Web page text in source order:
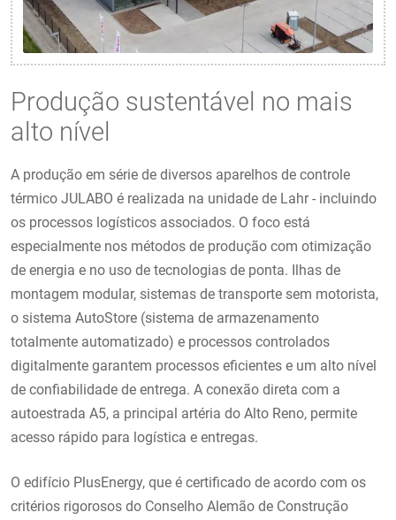
Produção sustentável no mais
alto nível
A produção em série de diversos aparelhos de controle
térmico JULABO é realizada na unidade de Lahr - incluindo
os processos logísticos associados. O foco está
especialmente nos métodos de produção com otimização
de energia e no uso de tecnologias de ponta. Ilhas de
montagem modular, sistemas de transporte sem motorista,
o sistema AutoStore (sistema de armazenamento
totalmente automatizado) e processos controlados
digitalmente garantem processos eficientes e um alto nível
de confiabilidade de entrega. A conexão direta com a
autoestrada A5, a principal artéria do Alto Reno, permite
acesso rápido para logística e entregas.
O edifício PlusEnergy, que é certificado de acordo com os
critérios rigorosos do Conselho Alemão de Construção